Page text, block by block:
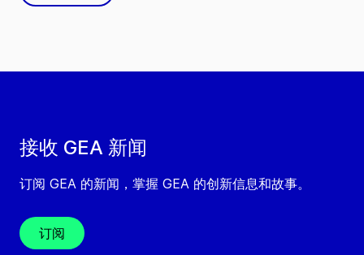
接收 GEA 新闻
订阅 GEA 的新闻，掌握 GEA 的创新信息和故事。
订阅